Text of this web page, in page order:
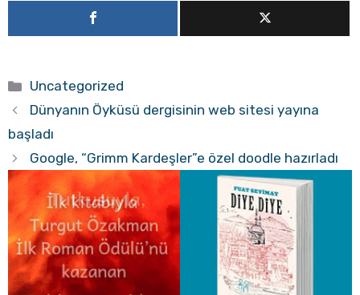
Kategoriler
Uncategorized
Dünyanın Öyküsü dergisinin web sitesi yayına
başladı
Google, “Grimm Kardeşler”e özel doodle hazırladı